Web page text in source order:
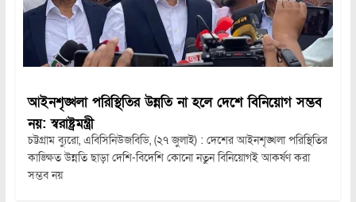
আইনশৃঙ্খলা পরিস্থিতির উন্নতি না হলে দেশে বিনিয়োগ সম্ভব
নয়: স্বরাষ্ট্রমন্ত্রী
চট্টগ্রাম ব্যুরো, এবিসিনিউজবিডি, (২৭ জুলাই) : দেশের আইনশৃঙ্খলা পরিস্থিতির
কাঙ্ক্ষিত উন্নতি ছাড়া দেশি-বিদেশি কোনো নতুন বিনিয়োগই আকর্ষণ করা
সম্ভব নয়